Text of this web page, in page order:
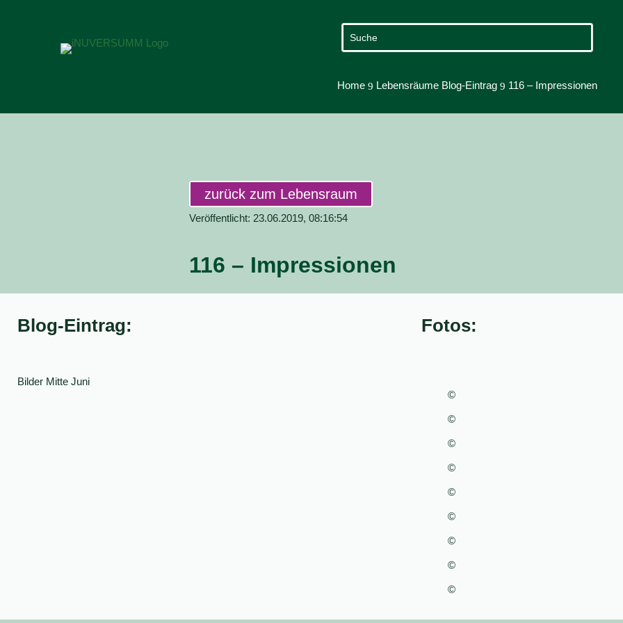
Home 9 Lebensräume Blog-Eintrag 9 116 – Impressionen
zurück zum Lebensraum
Veröffentlicht: 23.06.2019, 08:16:54
116 – Impressionen
Blog-Eintrag:
Bilder Mitte Juni
Fotos:
©
©
©
©
©
©
©
©
©